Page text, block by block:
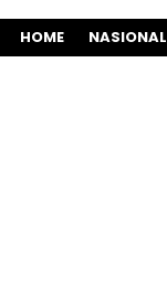
HOME NASIONAL